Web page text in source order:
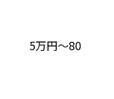
5万円〜800万円